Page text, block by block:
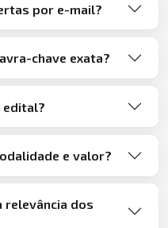
por e-mail?
chave exata?
edital?
e valor?
relevância dos